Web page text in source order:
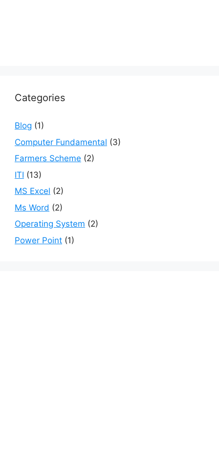
Categories
Blog (1)
Computer Fundamental (3)
Farmers Scheme (2)
ITI (13)
MS Excel (2)
Ms Word (2)
Operating System (2)
Power Point (1)